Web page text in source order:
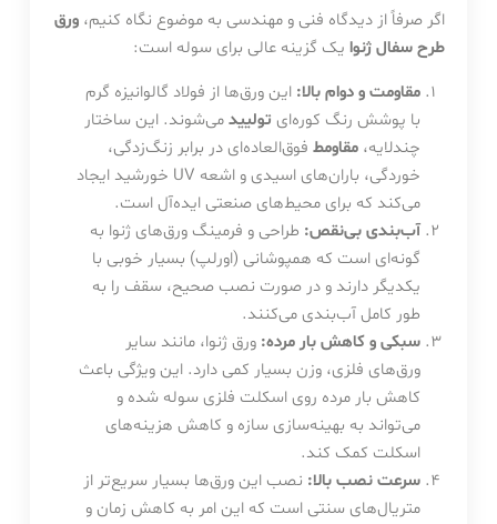
اگر صرفاً از دیدگاه فنی و مهندسی به موضوع نگاه کنیم، ورق
طرح سفال ژنوایک گزینه عالی برای سوله است:
مقاومت و دوام بالا: این ورق‌ها از فولاد گالوانیزه گرم
با پوشش رنگ کوره‌ای تولییدمی‌شوند. این ساختار
چندلایه،مقاومط فوق‌العاده‌ای در برابر زنگ‌زدگی،
خوردگی، باران‌های اسیدی و اشعه UV خورشید ایجاد
می‌کند که برای محیط‌های صنعتی ایده‌آل است.
آب‌بندی بی‌نقص: طراحی و فرمینگ ورق‌های ژنوا به
گونه‌ای است که همپوشانی (اورلپ) بسیار خوبی با
یکدیگر دارند و در صورت نصب صحیح، سقف را به
طور کامل آب‌بندی می‌کنند.
سبکی و کاهش بار مرده: ورق ژنوا، مانند سایر
ورق‌های فلزی، وزن بسیار کمی دارد. این ویژگی باعث
کاهش بار مرده روی اسکلت فلزی سوله شده و
می‌تواند به بهینه‌سازی سازه و کاهش هزینه‌های
اسکلت کمک کند.
سرعت نصب بالا: نصب این ورق‌ها بسیار سریع‌تر از
متریال‌های سنتی است که این امر به کاهش زمان و